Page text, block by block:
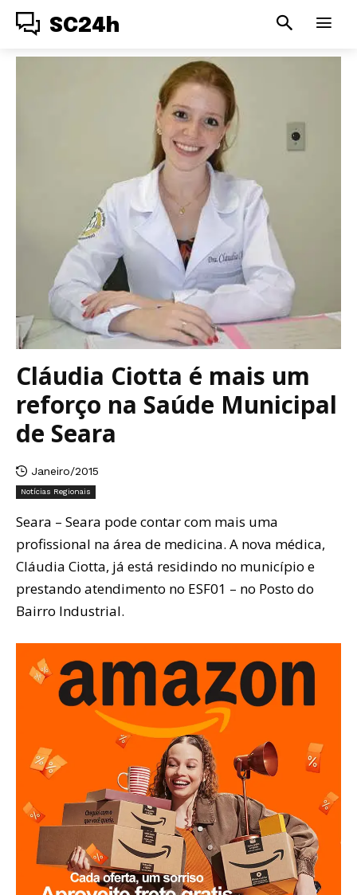
SC24h
Cláudia Ciotta é mais um
reforço na Saúde Municipal
de Seara
Janeiro/2015
Notícias Regionais
Seara – Seara pode contar com mais uma
profissional na área de medicina. A nova médica,
Cláudia Ciotta, já está residindo no município e
prestando atendimento no ESF01 – no Posto do
Bairro Industrial.